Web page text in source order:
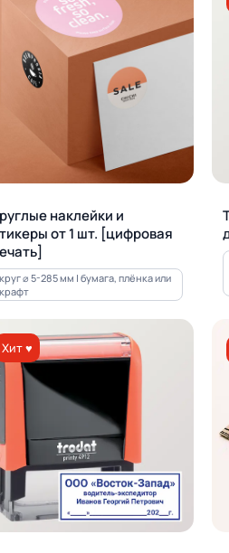
наклейки и
от 1 шт. [цифровая
круг ⌀ 5-285 мм | бумага, плёнка или
крафт
Хит ♥